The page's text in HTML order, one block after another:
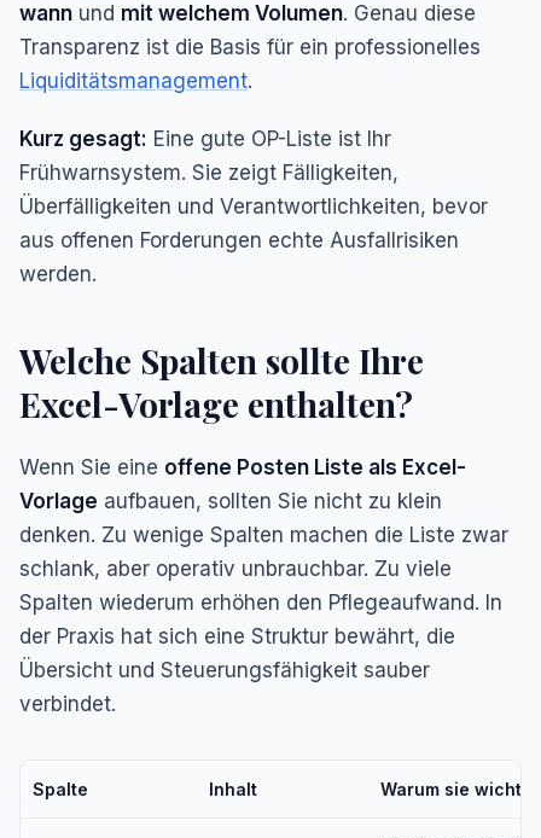
wann und mit welchem Volumen. Genau diese
Transparenz ist die Basis für ein professionelles
Liquiditätsmanagement.
Kurz gesagt: Eine gute OP-Liste ist Ihr
Frühwarnsystem. Sie zeigt Fälligkeiten,
Überfälligkeiten und Verantwortlichkeiten, bevor
aus offenen Forderungen echte Ausfallrisiken
werden.
Welche Spalten sollte Ihre
Excel-Vorlage enthalten?
Wenn Sie eine offene Posten Liste als Excel-
Vorlage aufbauen, sollten Sie nicht zu klein
denken. Zu wenige Spalten machen die Liste zwar
schlank, aber operativ unbrauchbar. Zu viele
Spalten wiederum erhöhen den Pflegeaufwand. In
der Praxis hat sich eine Struktur bewährt, die
Übersicht und Steuerungsfähigkeit sauber
verbindet.
Spalte Inhalt Warum sie